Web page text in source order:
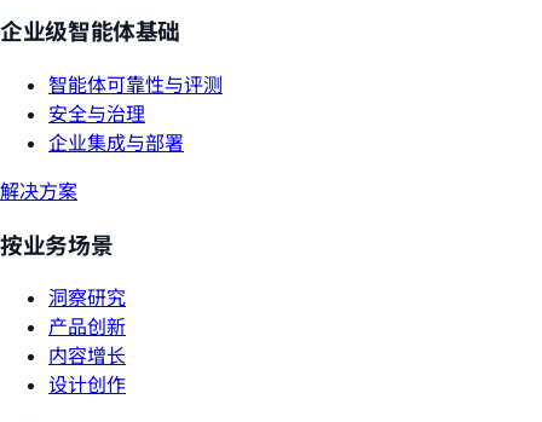
企业级智能体基础
智能体可靠性与评测
安全与治理
企业集成与部署
解决方案
按业务场景
洞察研究
产品创新
内容增长
设计创作